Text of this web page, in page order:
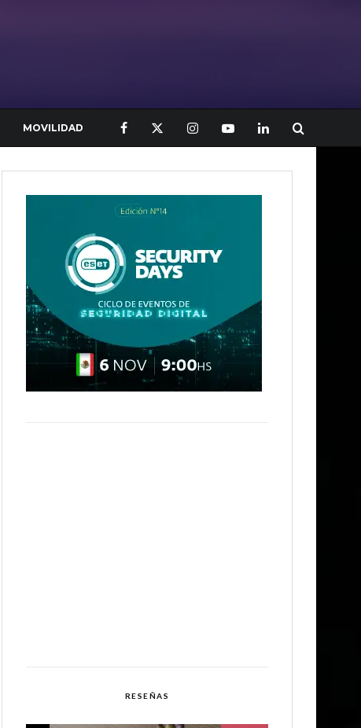
MOVILIDAD
RESEÑAS